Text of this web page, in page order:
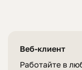
Веб-клиент
Работайте в